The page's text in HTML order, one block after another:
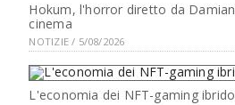
Hokum, l'horror diretto da
cinema
NOTIZIE / 5/08/2026
L'economia dei NFT-gaming ibrido